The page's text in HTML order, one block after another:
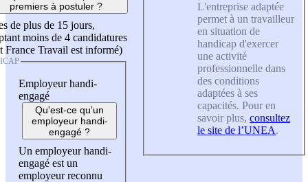
premiers à postuler ?
de plus de 15 jours,
moins de 4 candidatures
France Travail est informé)
Employeur handi-
engagé
Qu'est-ce qu'un
employeur handi-
engagé ?
Un employeur handi-
engagé est un
employeur reconnu
L'entreprise adaptée
permet à un travailleur
en situation de
handicap d'exercer
une activité
professionnelle dans
des conditions
adaptées à ses
capacités. Pour en
savoir plus, consultez
le site de l’UNEA.